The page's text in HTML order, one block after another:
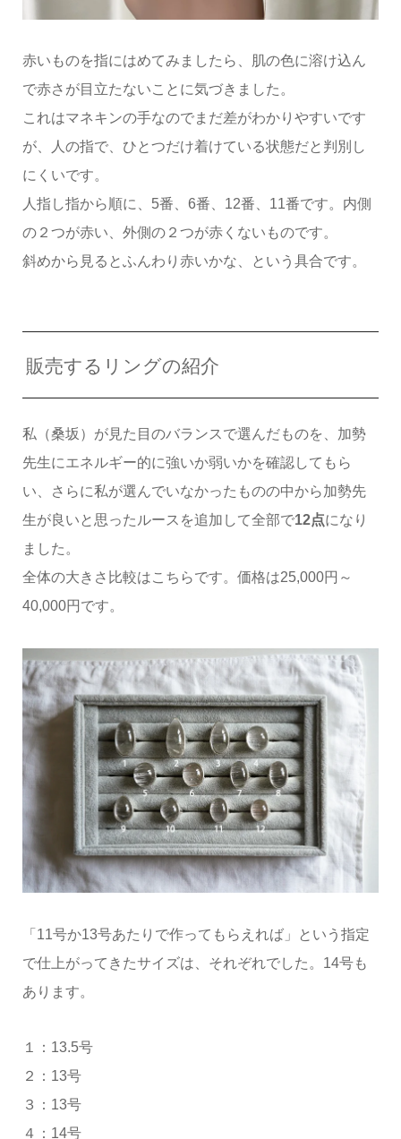
赤いものを指にはめてみましたら、肌の色に溶け込ん
で赤さが目立たないことに気づきました。
これはマネキンの手なのでまだ差がわかりやすいです
が、人の指で、ひとつだけ着けている状態だと判別し
にくいです。
人指し指から順に、5番、6番、12番、11番です。内側
の２つが赤い、外側の２つが赤くないものです。
斜めから見るとふんわり赤いかな、という具合です。
販売するリングの紹介
私（桑坂）が見た目のバランスで選んだものを、加勢
先生にエネルギー的に強いか弱いかを確認してもら
い、さらに私が選んでいなかったものの中から加勢先
生が良いと思ったルースを追加して全部で12点になり
ました。
全体の大きさ比較はこちらです。価格は25,000円～
40,000円です。
「11号か13号あたりで作ってもらえれば」という指定
で仕上がってきたサイズは、それぞれでした。14号も
あります。
１：13.5号
２：13号
３：13号
４：14号